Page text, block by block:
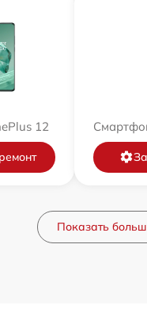
12
Показать